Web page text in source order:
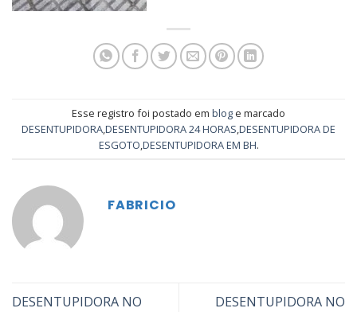
Esse registro foi postado em blog e marcado
DESENTUPIDORADESENTUPIDORA 24 HORAS DESENTUPIDORA DE
ESGOTO DESENTUPIDORA EM BH.
FABRICIO
DESENTUPIDORA NO
DESENTUPIDORA NO